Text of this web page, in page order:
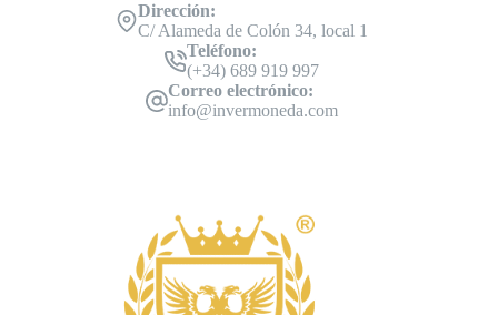
Dirección:
C/ Alameda de Colón 34, local 1
Teléfono:
(+34) 689 919 997
Correo electrónico:
info@invermoneda.com